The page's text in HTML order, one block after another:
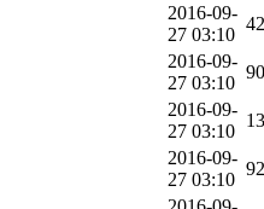
2016-09-
27 03:10
2016-09-
27 03:10
2016-09-
27 03:10
2016-09-
27 03:10